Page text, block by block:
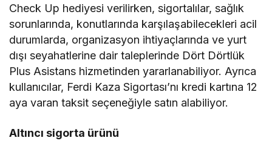
Check Up hediyesi verilirken, sigortalılar, sağlık
sorunlarında, konutlarında karşılaşabilecekleri acil
durumlarda, organizasyon ihtiyaçlarında ve yurt
dışı seyahatlerine dair taleplerinde Dört Dörtlük
Plus Asistans hizmetinden yararlanabiliyor. Ayrıca
kullanıcılar, Ferdi Kaza Sigortası’nı kredi kartına 12
aya varan taksit seçeneğiyle satın alabiliyor.
Altıncı sigorta ürünü